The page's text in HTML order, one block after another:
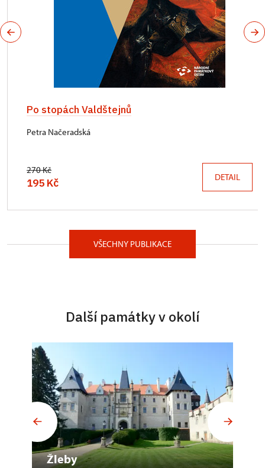
Po stopách Valdštejnů
Petra Načeradská
270 Kč
195 Kč DETAIL
VŠECHNY PUBLIKACE
Další památky v okolí
Žleby